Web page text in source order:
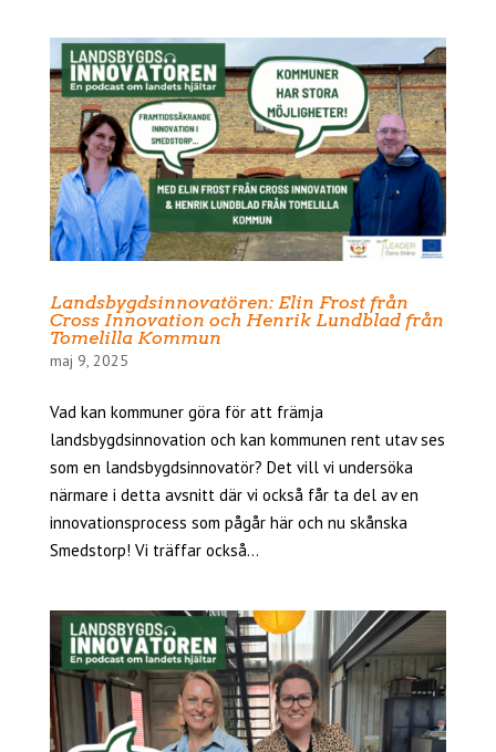
Landsbygdsinnovatören: Elin Frost från
Cross Innovation och Henrik Lundblad från
Tomelilla Kommun
maj 9, 2025
Vad kan kommuner göra för att främja
landsbygdsinnovation och kan kommunen rent utav ses
som en landsbygdsinnovatör? Det vill vi undersöka
närmare i detta avsnitt där vi också får ta del av en
innovationsprocess som pågår här och nu skånska
Smedstorp! Vi träffar också...